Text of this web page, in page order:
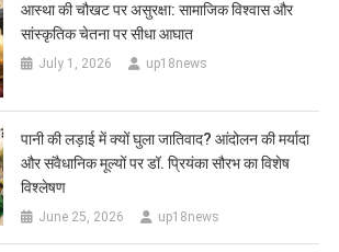
आस्था की चौखट पर असुरक्षा: सामाजिक विश्वास और
सांस्कृतिक चेतना पर सीधा आघात
July 1, 2026 up18news
पानी की लड़ाई में क्यों घुला जातिवाद? आंदोलन की मर्यादा
और संवैधानिक मूल्यों पर डॉ. प्रियंका सौरभ का विशेष
विश्लेषण
June 25, 2026 up18news